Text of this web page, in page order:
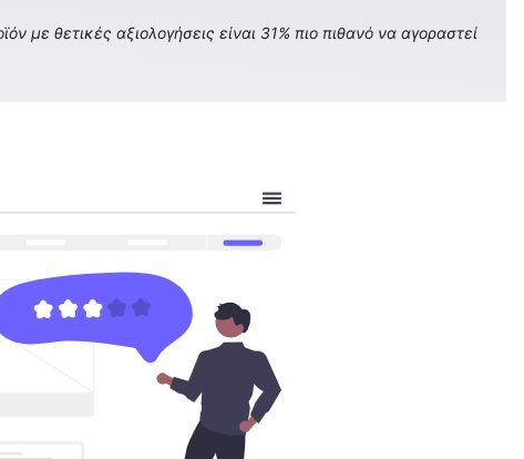
με θετικές αξιολογήσεις είναι 31% πιο πιθανό να αγοραστεί